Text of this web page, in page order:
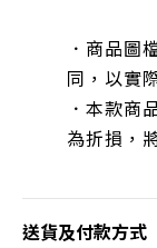
．商品圖
同，以實
．本款商
為折損，
送貨及付款方式